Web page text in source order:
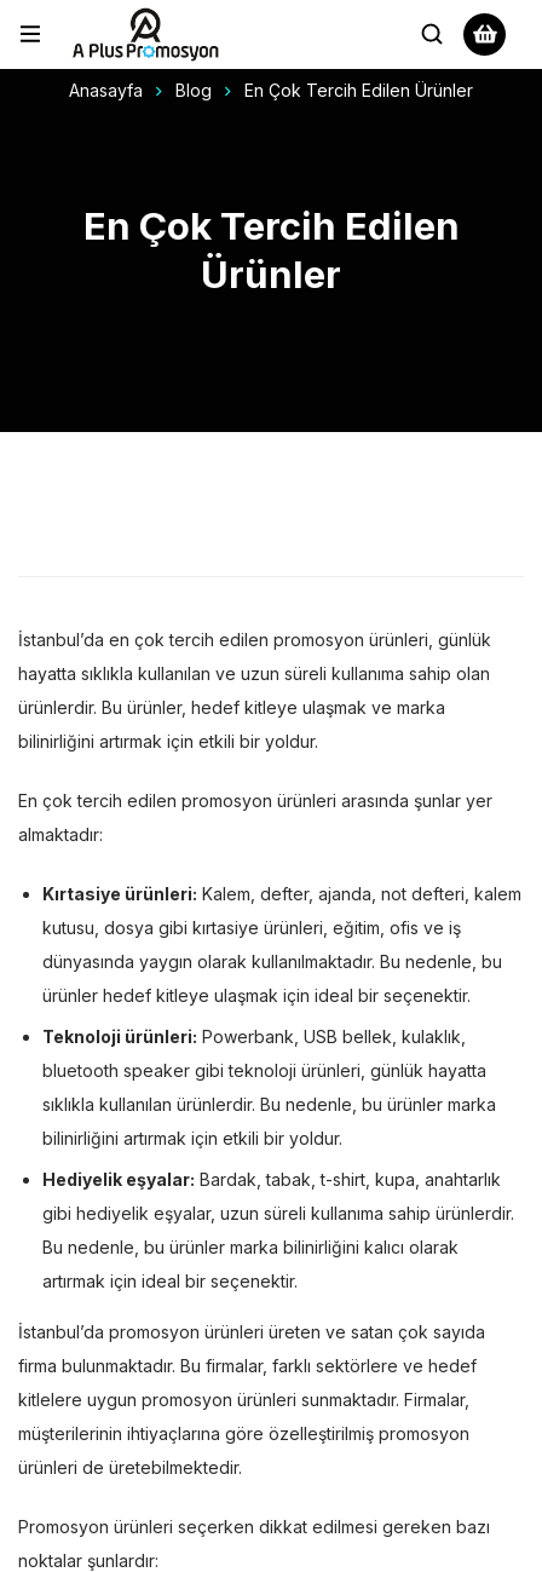
Anasayfa Blog En Çok Tercih Edilen Ürünler
En Çok Tercih Edilen
Ürünler
İstanbul’da en çok tercih edilen promosyon ürünleri, günlük
hayatta sıklıkla kullanılan ve uzun süreli kullanıma sahip olan
ürünlerdir. Bu ürünler, hedef kitleye ulaşmak ve marka
bilinirliğini artırmak için etkili bir yoldur.
En çok tercih edilen promosyon ürünleri arasında şunlar yer
almaktadır:
Kırtasiye ürünleri: Kalem, defter, ajanda, not defteri, kalem
kutusu, dosya gibi kırtasiye ürünleri, eğitim, ofis ve iş
dünyasında yaygın olarak kullanılmaktadır. Bu nedenle, bu
ürünler hedef kitleye ulaşmak için ideal bir seçenektir.
Teknoloji ürünleri: Powerbank, USB bellek, kulaklık,
bluetooth speaker gibi teknoloji ürünleri, günlük hayatta
sıklıkla kullanılan ürünlerdir. Bu nedenle, bu ürünler marka
bilinirliğini artırmak için etkili bir yoldur.
Hediyelik eşyalar: Bardak, tabak, t-shirt, kupa, anahtarlık
gibi hediyelik eşyalar, uzun süreli kullanıma sahip ürünlerdir.
Bu nedenle, bu ürünler marka bilinirliğini kalıcı olarak
artırmak için ideal bir seçenektir.
İstanbul’da promosyon ürünleri üreten ve satan çok sayıda
firma bulunmaktadır. Bu firmalar, farklı sektörlere ve hedef
kitlelere uygun promosyon ürünleri sunmaktadır. Firmalar,
müşterilerinin ihtiyaçlarına göre özelleştirilmiş promosyon
ürünleri de üretebilmektedir.
Promosyon ürünleri seçerken dikkat edilmesi gereken bazı
noktalar şunlardır: